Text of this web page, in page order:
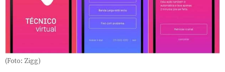
(Foto: Zigg)